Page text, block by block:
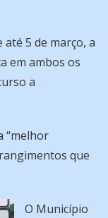
até 5 de março, a
em ambos os
a
“melhor
que
O Município